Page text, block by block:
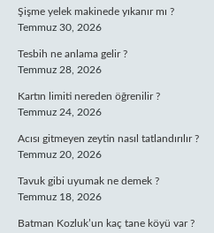
Şişme yelek makinede yıkanır mı ?
Temmuz 30, 2026
Tesbih ne anlama gelir ?
Temmuz 28, 2026
Kartın limiti nereden öğrenilir ?
Temmuz 24, 2026
Acısı gitmeyen zeytin nasıl tatlandırılır ?
Temmuz 20, 2026
Tavuk gibi uyumak ne demek ?
Temmuz 18, 2026
Batman Kozluk’un kaç tane köyü var ?